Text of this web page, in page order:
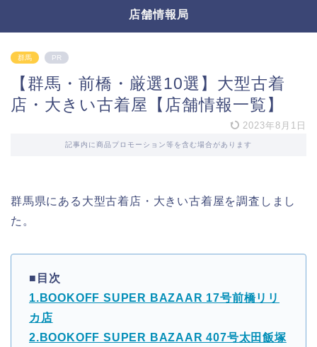
店舗情報局
群馬 PR
【群馬・前橋・厳選10選】大型古着
店・大きい古着屋【店舗情報一覧】
2023年8月1日
記事内に商品プロモーション等を含む場合があります
群馬県にある大型古着店・大きい古着屋を調査しまし
た。
■目次
1.BOOKOFF SUPER BAZAAR 17号前橋リリ
カ店
2.BOOKOFF SUPER BAZAAR 407号太田飯塚